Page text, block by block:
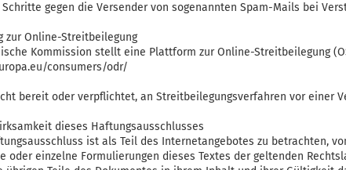
gegen die Versender von sogenannten Spam-Mails bei
zur Online-Streitbeilegung
Kommission stellt eine Plattform zur Online-Streitbeilegung
consumers/odr/
bereit oder verpflichtet, an Streitbeilegungsverfahren vor einer
dieses Haftungsausschlusses
ist als Teil des Internetangebotes zu betrachten,
oder einzelne Formulierungen dieses Textes der geltenden